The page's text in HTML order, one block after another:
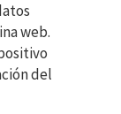
web.
del